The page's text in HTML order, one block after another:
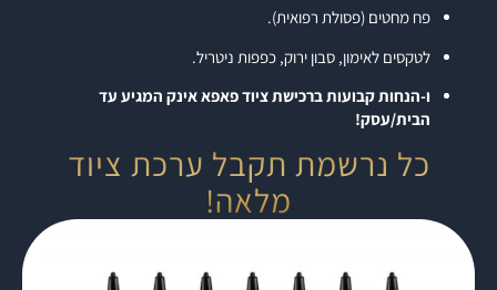
פח מחטים (פסולת רפואית).
לטקסים לאימון, סבון ירוק, כפפות ניטריל.
ו-הנחות קבועות ברכישת ציוד פאפא אינק המגיע עד
הבית/עסק!
כל נרשמת תקבל ערכת ציוד
מלאה!